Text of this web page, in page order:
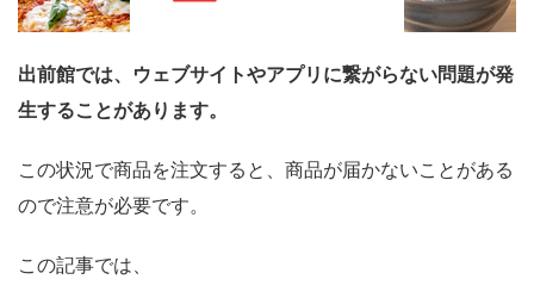
出前館では、ウェブサイトやアプリに繋がらない問題が発
生することがあります。
この状況で商品を注文すると、商品が届かないことがある
ので注意が必要です。
この記事では、